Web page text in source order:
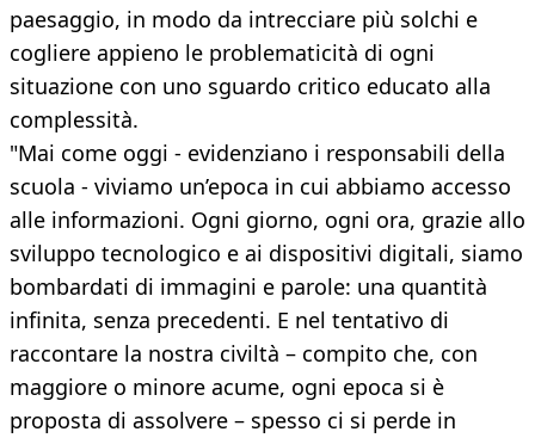
paesaggio, in modo da intrecciare più solchi e
cogliere appieno le problematicità di ogni
situazione con uno sguardo critico educato alla
complessità.
"Mai come oggi - evidenziano i responsabili della
scuola - viviamo un’epoca in cui abbiamo accesso
alle informazioni. Ogni giorno, ogni ora, grazie allo
sviluppo tecnologico e ai dispositivi digitali, siamo
bombardati di immagini e parole: una quantità
infinita, senza precedenti. E nel tentativo di
raccontare la nostra civiltà – compito che, con
maggiore o minore acume, ogni epoca si è
proposta di assolvere – spesso ci si perde in